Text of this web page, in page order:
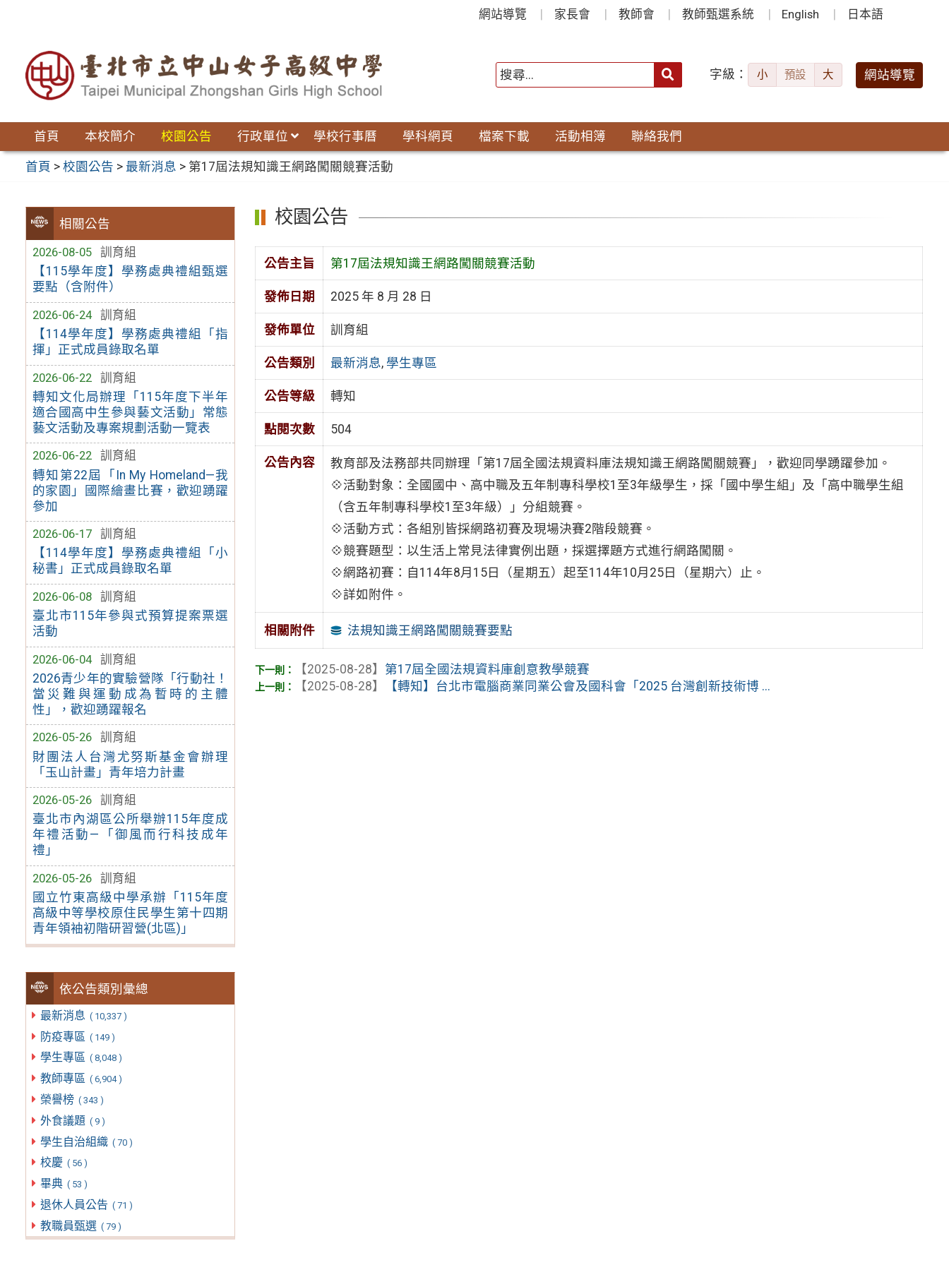
網站導覽 家長會 教師會 教師甄選系統 English 日本語
字級： 小 預設 大 網站導覽
首頁 本校簡介 校園公告 行政單位 學校行事曆 學科網頁 檔案下載 活動相簿 聯絡我們
首頁 >校園公告 > 最新消息 > 第17屆法規知識王網路闖關競賽活動
相關公告
2026-08-05
訓育組
【115學年度】學務處典禮組甄選
要點（含附件）
2026-06-24
訓育組
【114學年度】學務處典禮組「指
揮」正式成員錄取名單
2026-06-22
訓育組
轉知文化局辦理「115年度下半年
適合國高中生參與藝文活動」常態
藝文活動及專案規劃活動一覽表
2026-06-22
訓育組
轉知第22屆「In My Homeland—我
的家園」國際繪畫比賽，歡迎踴躍
參加
2026-06-17
訓育組
【114學年度】學務處典禮組「小
秘書」正式成員錄取名單
2026-06-08
訓育組
臺北市115年參與式預算提案票選
活動
2026-06-04
訓育組
2026青少年的實驗營隊「行動社！
當災難與運動成為暫時的主體
性」，歡迎踴躍報名
2026-05-26
訓育組
財團法人台灣尤努斯基金會辦理
「玉山計畫」青年培力計畫
2026-05-26
訓育組
臺北市內湖區公所舉辦115年度成
年禮活動—「御風而行科技成年
禮」
2026-05-26
訓育組
國立竹東高級中學承辦「115年度
高級中等學校原住民學生第十四期
青年領袖初階研習營(北區)」
依公告類別彙總
最新消息 ( 10,337 )
防疫專區 ( 149 )
學生專區 ( 8,048 )
教師專區 ( 6,904 )
榮譽榜 ( 343 )
外食議題 ( 9 )
學生自治組織 ( 70 )
校慶 ( 56 )
畢典 ( 53 )
退休人員公告 ( 71 )
教職員甄選 ( 79 )
校園公告
公告主旨 第17屆法規知識王網路闖關競賽活動
發佈日期 2025 年 8 月 28 日
發佈單位 訓育組
公告類別 最新消息, 學生專區
公告等級 轉知
點閱次數 504
公告內容
教育部及法務部共同辦理「第17屆全國法規資料庫法規知識王網路闖關競賽」，歡迎同學踴躍參加。
💠活動對象：全國國中、高中職及五年制專科學校1至3年級學生，採「國中學生組」及「高中職學生組
（含五年制專科學校1至3年級）」分組競賽。
💠活動方式：各組別皆採網路初賽及現場決賽2階段競賽。
💠競賽題型：以生活上常見法律實例出題，採選擇題方式進行網路闖關。
💠網路初賽：自114年8月15日（星期五）起至114年10月25日（星期六）止。
💠詳如附件。
相關附件 法規知識王網路闖關競賽要點
【2025-08-28】 第17屆全國法規資料庫創意教學競賽
【2025-08-28】
【轉知】台北市電腦商業同業公會及國科會「2025 台灣創新技術博 ...